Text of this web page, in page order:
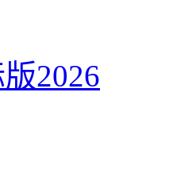
2026